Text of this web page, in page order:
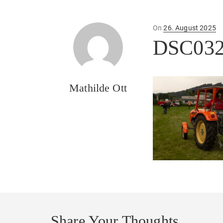
Mathilde Ott
OnPosted
26. August 2025